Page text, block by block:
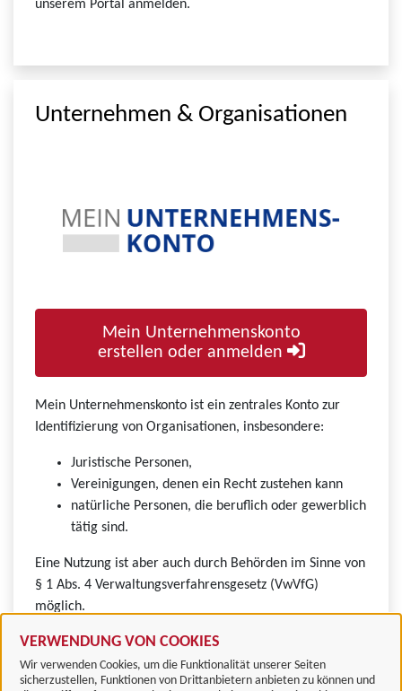
VERWENDUNG VON COOKIES
Wir verwenden Cookies, um die Funktionalität unserer Seiten
sicherzustellen, Funktionen von Drittanbietern anbieten zu können und
unserem Portal anmelden.
Unternehmen & Organisationen
Mein Unternehmenskonto
erstellen oder anmelden
Mein Unternehmenskonto ist ein zentrales Konto zur
Identifizierung von Organisationen, insbesondere:
Juristische Personen,
Vereinigungen, denen ein Recht zustehen kann
natürliche Personen, die beruflich oder gewerblich
tätig sind.
Eine Nutzung ist aber auch durch Behörden im Sinne von
§ 1 Abs. 4 Verwaltungsverfahrensgesetz (VwVfG)
möglich.